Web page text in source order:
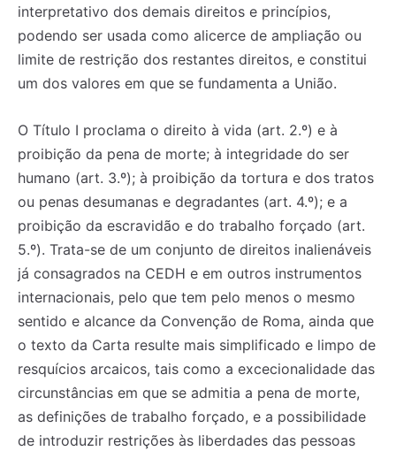
interpretativo dos demais direitos e princípios,
podendo ser usada como alicerce de ampliação ou
limite de restrição dos restantes direitos, e constitui
um dos valores em que se fundamenta a União.
O Título I proclama o direito à vida (art. 2.º) e à
proibição da pena de morte; à integridade do ser
humano (art. 3.º); à proibição da tortura e dos tratos
ou penas desumanas e degradantes (art. 4.º); e a
proibição da escravidão e do trabalho forçado (art.
5.º). Trata-se de um conjunto de direitos inalienáveis
já consagrados na CEDH e em outros instrumentos
internacionais, pelo que tem pelo menos o mesmo
sentido e alcance da Convenção de Roma, ainda que
o texto da Carta resulte mais simplificado e limpo de
resquícios arcaicos, tais como a excecionalidade das
circunstâncias em que se admitia a pena de morte,
as definições de trabalho forçado, e a possibilidade
de introduzir restrições às liberdades das pessoas